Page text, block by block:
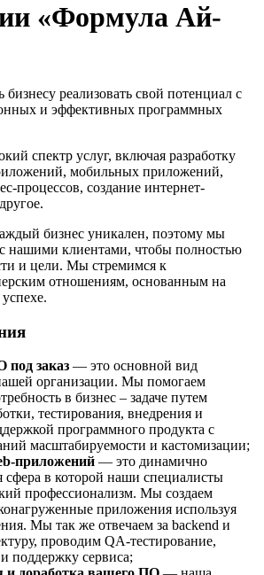
«Формула Ай-
реализовать свой потенциал с
и эффективных программных
спектр услуг, включая разработку
мобильных приложений,
процессов, создание интернет-
бизнес уникален, поэтому мы
нашими клиентами, чтобы полностью
и цели. Мы стремимся к
отношениям, основанным на
под заказ — это основной вид
организации. Мы помогаем
в бизнес – задаче путем
тестирования, внедрения и
программного продукта с
масштабируемости и кастомизации;
приложений — это динамично
сфера в которой наши специалисты
профессионализм. Мы создаем
приложения используя
Мы так же отвечаем за backend и
проводим QA-тестирование,
поддержку сервиса;